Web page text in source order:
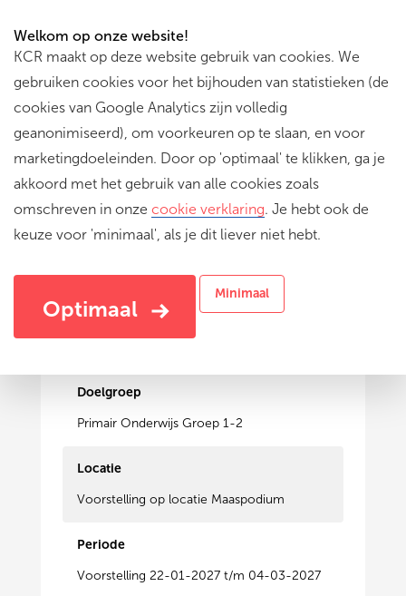
Welkom op onze website!
KCR maakt op deze website gebruik van cookies. We
gebruiken cookies voor het bijhouden van statistieken (de
cookies van Google Analytics zijn volledig
geanonimiseerd), om voorkeuren op te slaan, en voor
marketingdoeleinden. Door op 'optimaal' te klikken, ga je
akkoord met het gebruik van alle cookies zoals
omschreven in onze cookie verklaring. Je hebt ook de
keuze voor 'minimaal', als je dit liever niet hebt.
Optimaal
Minimaal
Zeg maar dag
Over grote gevoelens voor kleine mensen
Doelgroep
Primair Onderwijs Groep 1-2
Locatie
Voorstelling op locatie Maaspodium
Periode
Voorstelling 22-01-2027 t/m 04-03-2027